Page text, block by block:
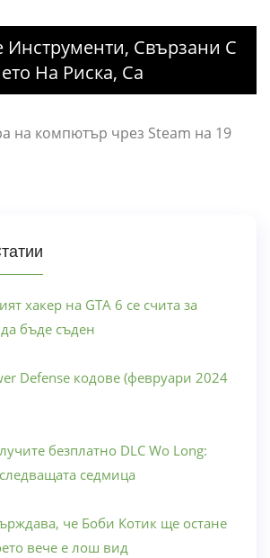
Инструменти, Свързани С
На Риска, Са
на компютър чрез Steam на 19
хакер на GTA 6 се счита за
бъде съден
Defense кодове (февруари 2024
безплатно DLC Wo Long:
седмица
че Боби Котик ще остане
вече е лош вид